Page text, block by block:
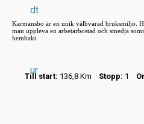
dt
ur
Karmansbo är en unik välbvarad bruksmiljö.
man uppleva en arbetarbostad och smedja
hembakt.
Till start: 136,8 Km Stopp: 1